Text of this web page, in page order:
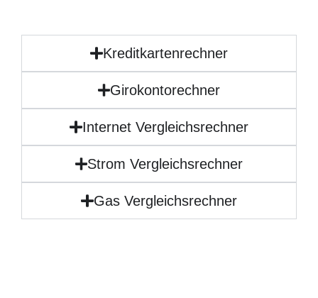
Kreditkartenrechner
Girokontorechner
Internet Vergleichsrechner
Strom Vergleichsrechner
Gas Vergleichsrechner